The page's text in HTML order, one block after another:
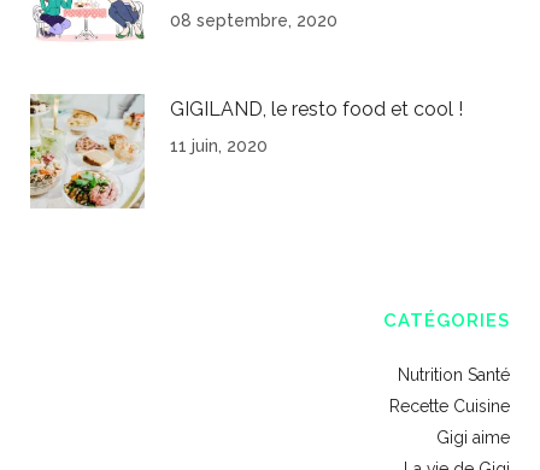
08 septembre, 2020
GIGILAND, le resto food et cool !
11 juin, 2020
CATÉGORIES
Nutrition Santé
Recette Cuisine
Gigi aime